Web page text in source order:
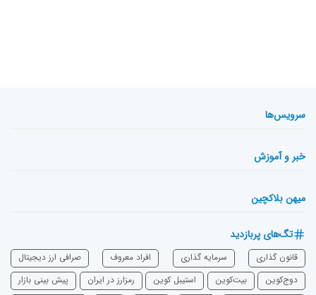
سرویس‌ها
خبر و آموزش
میهن بلاکچین
تگ‌های پربازدید
قانون گذاری سرمایه‌ گذاری افراد معروف
صرافی ارز دیجیتال
دوج‌کوین
بیت‌کوین استیبل کوین رمزارز در ایران
پیش بینی بازار